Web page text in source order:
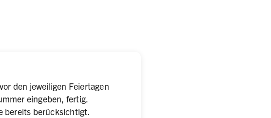
den jeweiligen Feiertagen
eingeben, fertig.
bereits berücksichtigt.